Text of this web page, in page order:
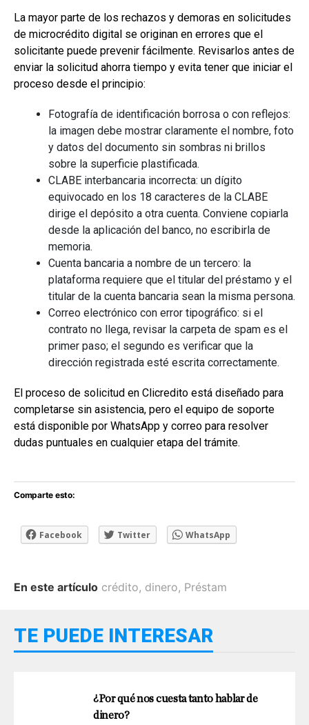
La mayor parte de los rechazos y demoras en solicitudes
de microcrédito digital se originan en errores que el
solicitante puede prevenir fácilmente. Revisarlos antes de
enviar la solicitud ahorra tiempo y evita tener que iniciar el
proceso desde el principio:
Fotografía de identificación borrosa o con reflejos:
la imagen debe mostrar claramente el nombre, foto
y datos del documento sin sombras ni brillos
sobre la superficie plastificada.
CLABE interbancaria incorrecta: un dígito
equivocado en los 18 caracteres de la CLABE
dirige el depósito a otra cuenta. Conviene copiarla
desde la aplicación del banco, no escribirla de
memoria.
Cuenta bancaria a nombre de un tercero: la
plataforma requiere que el titular del préstamo y el
titular de la cuenta bancaria sean la misma persona.
Correo electrónico con error tipográfico: si el
contrato no llega, revisar la carpeta de spam es el
primer paso; el segundo es verificar que la
dirección registrada esté escrita correctamente.
El proceso de solicitud en Clicredito está diseñado para
completarse sin asistencia, pero el equipo de soporte
está disponible por WhatsApp y correo para resolver
dudas puntuales en cualquier etapa del trámite.
Comparte esto:
Facebook Twitter WhatsApp
En este artículo crédito, dinero, Préstam
TE PUEDE INTERESAR
¿Por qué nos cuesta tanto hablar de
dinero?